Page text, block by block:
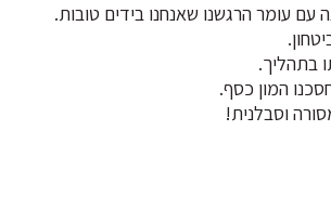
בתהליך.
המון כסף.
וסבלנית!